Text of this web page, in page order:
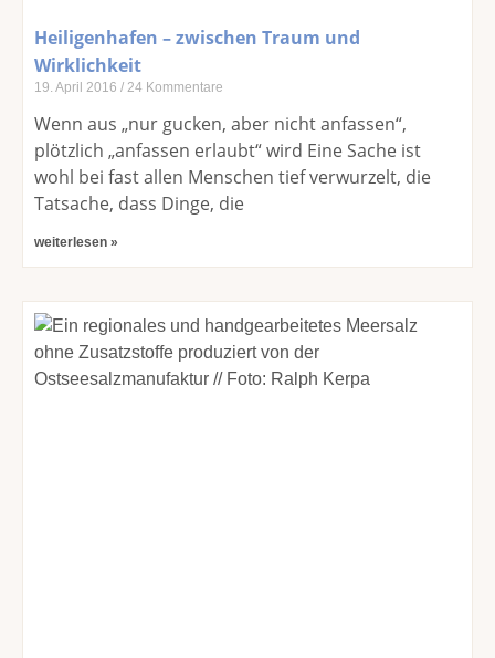
Heiligenhafen – zwischen Traum und
Wirklichkeit
19. April 2016 24 Kommentare
Wenn aus „nur gucken, aber nicht anfassen“,
plötzlich „anfassen erlaubt“ wird Eine Sache ist
wohl bei fast allen Menschen tief verwurzelt, die
Tatsache, dass Dinge, die
weiterlesen »